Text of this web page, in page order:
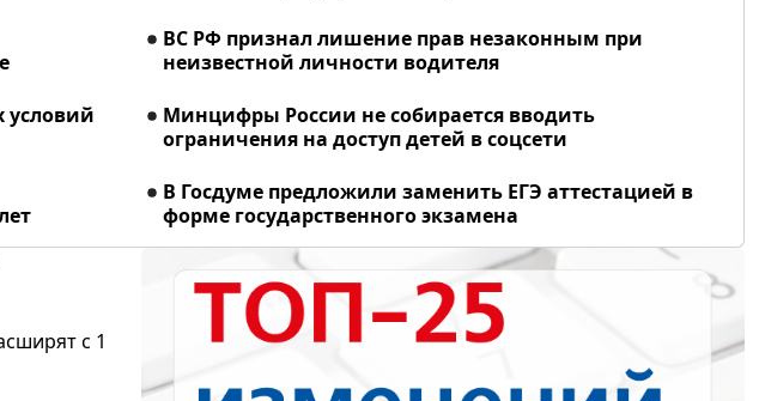
ВС РФ признал лишение прав незаконным при
неизвестной личности водителя
условий
Минцифры России не собирается вводить
ограничения на доступ детей в соцсети
В Госдуме предложили заменить ЕГЭ аттестацией в
форме государственного экзамена
с 1